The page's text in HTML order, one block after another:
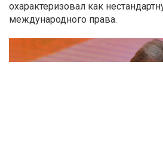
охарактеризовал как
международного права.